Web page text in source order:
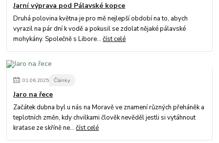
Jarní výprava pod Pálavské kopce
Druhá polovina května je pro mě nejlepší období na to, abych
vyrazil na pár dní k vodě a pokusil se zdolat nějaké pálavské
mohykány. Společně s Libore...číst celé
01.06.2025 Články
Jaro na řece
Začátek dubna byl u nás na Moravě ve znamení různých přeháněk a
teplotních změn, kdy chvilkami člověk nevěděl jestli si vytáhnout
kraťase ze skříně ne...číst celé